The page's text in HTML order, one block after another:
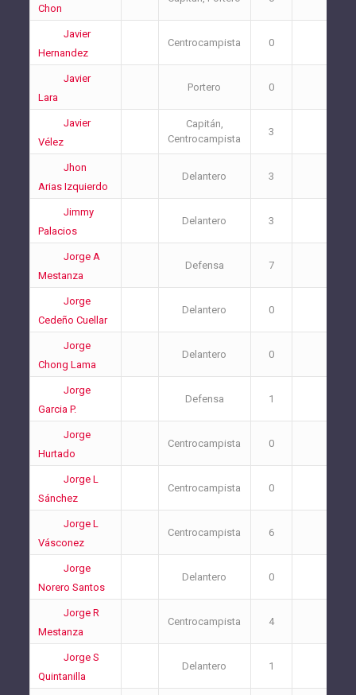
Chon
Javier
Hernandez
Centrocampista 0
Javier
Lara
Portero 0
Javier
Vélez
Capitán,
Centrocampista
3
Jhon
Arias Izquierdo
Delantero 3
Jimmy
Palacios
Delantero 3
Jorge A
Mestanza
Defensa 7
Jorge
Cedeño Cuellar
Delantero 0
Jorge
Chong Lama
Delantero 0
Jorge
Garcia P.
Defensa 1
Jorge
Hurtado
Centrocampista 0
Jorge L
Sánchez
Centrocampista 0
Jorge L
Vásconez
Centrocampista 6
Jorge
Norero Santos
Delantero 0
Jorge R
Mestanza
Centrocampista 4
Jorge S
Quintanilla
Delantero 1